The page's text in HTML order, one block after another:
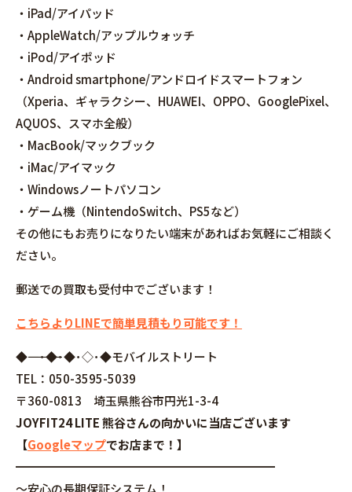
・iPad/アイパッド
・AppleWatch/アップルウォッチ
・iPod/アイポッド
・Android smartphone/アンドロイドスマートフォン
（Xperia、ギャラクシー、HUAWEI、OPPO、GooglePixel、
AQUOS、スマホ全般）
・MacBook/マックブック
・iMac/アイマック
・Windowsノートパソコン
・ゲーム機（NintendoSwitch、PS5など）
その他にもお売りになりたい端末があればお気軽にご相談く
ださい。
郵送での買取も受付中でございます！
こちらよりLINEで簡単見積もり可能です！
◆――――――――――――――――･◆･◆･◇･◆モバイルストリート
TEL：050-3595-5039
〒360-0813 埼玉県熊谷市円光1-3-4
JOYFIT24 LITE 熊谷さんの向かいに当店ございます
【Googleマップでお店まで！】
━━━━━━━━━━━━━━━━━━━━━━
～安心の長期保証システム！